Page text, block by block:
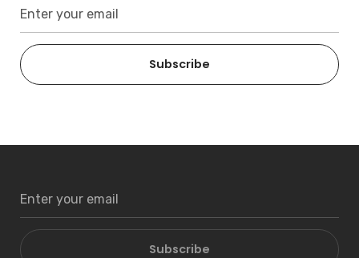
Subscribe
Subscribe